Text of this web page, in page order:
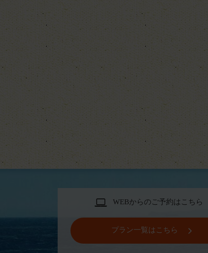
WEBからのご予約はこちら
プラン一覧はこちら